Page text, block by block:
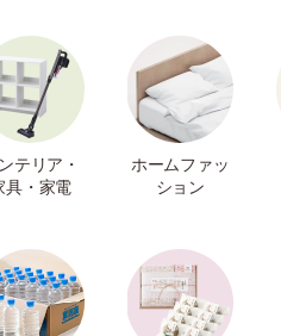
テリア・
具・家電
ホームファッ
ション